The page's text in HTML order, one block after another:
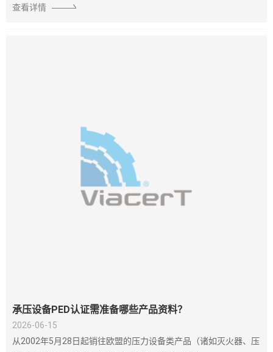
查看详情
承压设备PED认证需准备哪些产品资料？
2026-06-15
从2002年5月28日起销往欧盟的压力设备类产品（诸如灭火器、压